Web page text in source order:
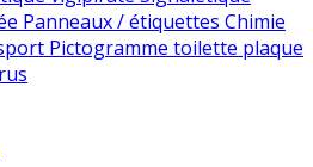
Panneaux / étiquettes Chimie
Pictogramme toilette plaque